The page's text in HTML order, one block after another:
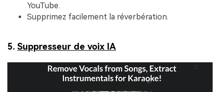
YouTube.
Supprimez facilement la réverbération.
5. Suppresseur de voix IA